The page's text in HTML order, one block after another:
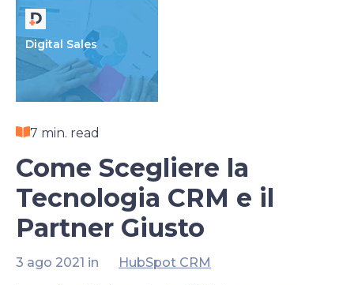
Digital Sales
7 min. read
Come Scegliere la
Tecnologia CRM e il
Partner Giusto
3 ago 2021 in HubSpot CRM